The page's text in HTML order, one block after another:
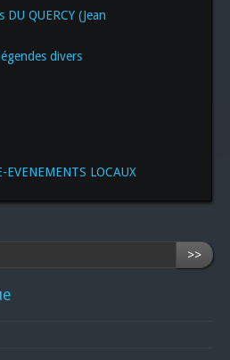
QUERCY (Jean
divers
EVENEMENTS LOCAUX
>>